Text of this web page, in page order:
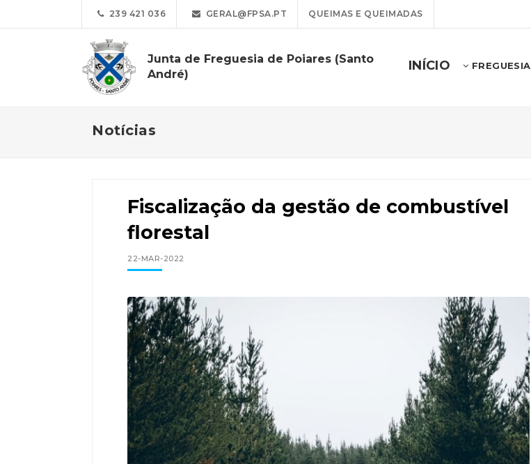
239 421 036 GERAL@FPSA.PT QUEIMAS E QUEIMADAS
Junta de Freguesia de Poiares (Santo
André)
INÍCIO FREGUESIA
Notícias
Fiscalização da gestão de combustível
florestal
22-MAR-2022